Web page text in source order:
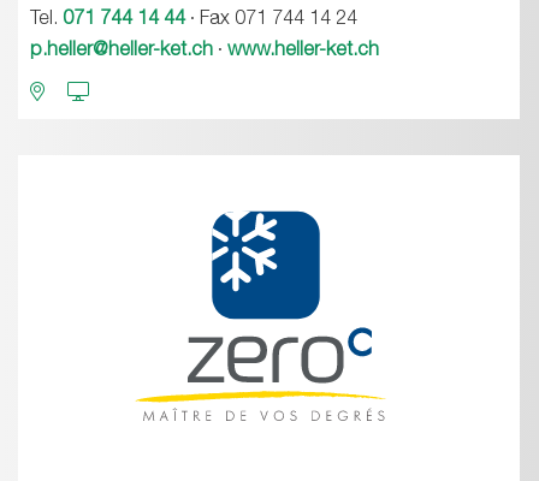
Tel. 071 744 14 44· Fax 071 744 14 24
p.heller@heller-ket.ch · www.heller-ket.ch